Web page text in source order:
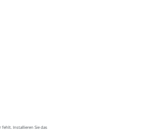
Installieren Sie das